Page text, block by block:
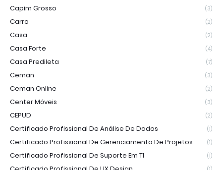
Capim Grosso (3)
Carro (2)
Casa (2)
Casa Forte (4)
Casa Predileta (7)
Ceman (3)
Ceman Online (2)
Center Móveis (3)
CEPUD (2)
Certificado Profissional De Análise De Dados (1)
Certificado Profissional De Gerenciamento De Projetos (1)
Certificado Profissional De Suporte Em TI (1)